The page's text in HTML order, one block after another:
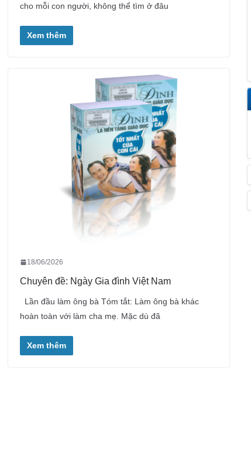
cho mỗi con người, không thể tìm ở đâu
Xem thêm
18/06/2026
Chuyên đề: Ngày Gia đình Việt Nam
Lần đầu làm ông bà Tóm tắt: Làm ông bà khác
hoàn toàn với làm cha mẹ. Mặc dù đã
Xem thêm